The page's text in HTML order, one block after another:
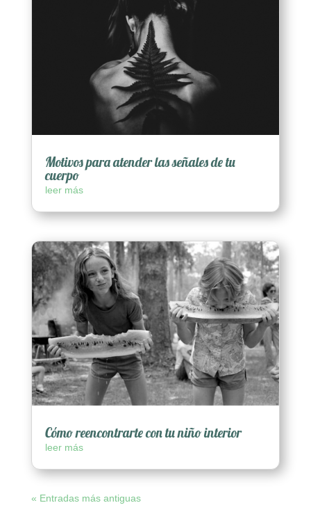
Motivos para atender las señales de tu
cuerpo
leer más
Cómo reencontrarte con tu niño interior
leer más
« Entradas más antiguas